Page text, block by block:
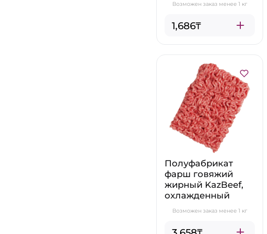
Возможен заказ менее 1 кг
1,686₸
Полуфабрикат
фарш говяжий
жирный KazBeef,
охлажденный
Возможен заказ менее 1 кг